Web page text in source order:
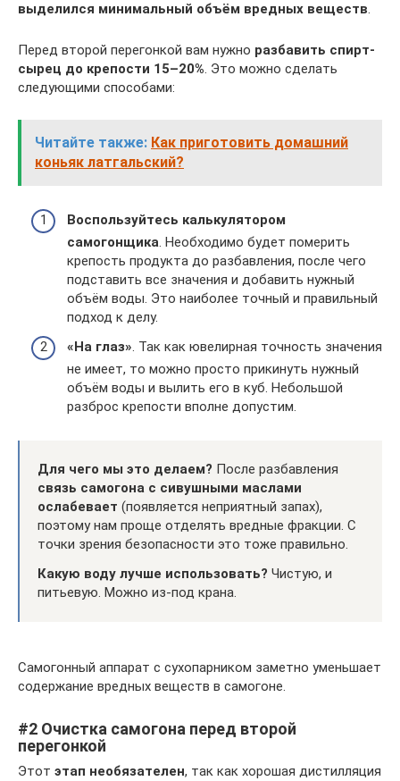
выделился минимальный объём вредных веществ.
Перед второй перегонкой вам нужно разбавить спирт-
сырец до крепости 15–20%. Это можно сделать
следующими способами:
Читайте также: Как приготовить домашний
коньяк латгальский?
Воспользуйтесь калькулятором
самогонщика. Необходимо будет померить
крепость продукта до разбавления, после чего
подставить все значения и добавить нужный
объём воды. Это наиболее точный и правильный
подход к делу.
«На глаз». Так как ювелирная точность значения
не имеет, то можно просто прикинуть нужный
объём воды и вылить его в куб. Небольшой
разброс крепости вполне допустим.
Для чего мы это делаем? После разбавления
связь самогона с сивушными маслами
ослабевает (появляется неприятный запах),
поэтому нам проще отделять вредные фракции. С
точки зрения безопасности это тоже правильно.
Какую воду лучше использовать? Чистую, и
питьевую. Можно из-под крана.
Самогонный аппарат с сухопарником заметно уменьшает
содержание вредных веществ в самогоне.
#2 Очистка самогона перед второй
перегонкой
Этот этап необязателен, так как хорошая дистилляция